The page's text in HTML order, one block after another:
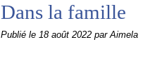
Dans la famille
Publié le 18 août 2022 par Aimela